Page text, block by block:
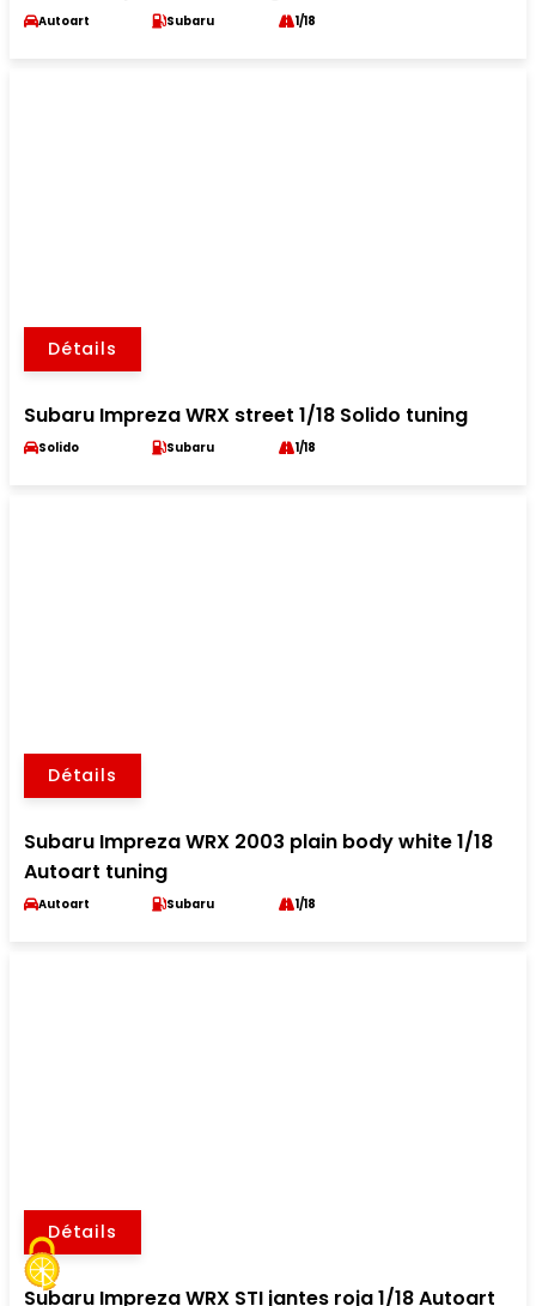
Autoart Subaru 1/18
Détails
Subaru Impreza WRX street 1/18 Solido tuning
Solido Subaru 1/18
Détails
Subaru Impreza WRX 2003 plain body white 1/18
Autoart tuning
Autoart Subaru 1/18
Détails
Subaru Impreza WRX STI jantes roja 1/18 Autoart